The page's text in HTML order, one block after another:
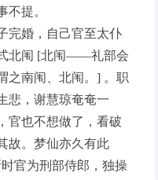
不提。
完婚，自己官至太仆
北闱 [北闱——礼部会
之南闱、北闱。] 。职
悲，谢慧琼奄奄一
官也不想做了，看破
故。梦仙亦久有此
官为刑部侍郎，独操